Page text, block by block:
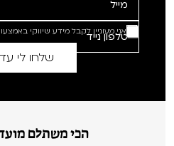
אני מעוניין לקבל מידע שיווקי
הכי משתלם